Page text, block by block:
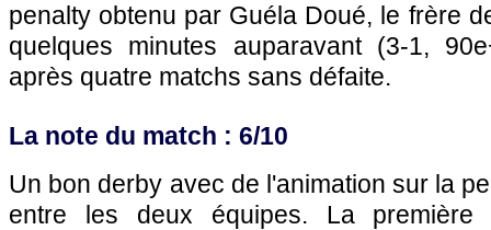
penalty obtenu par Guéla Doué, le frère
quelques minutes auparavant (3-1,
après quatre matchs sans défaite.
La note du match : 6/10
Un bon derby avec de l'animation sur la
entre les deux équipes. La